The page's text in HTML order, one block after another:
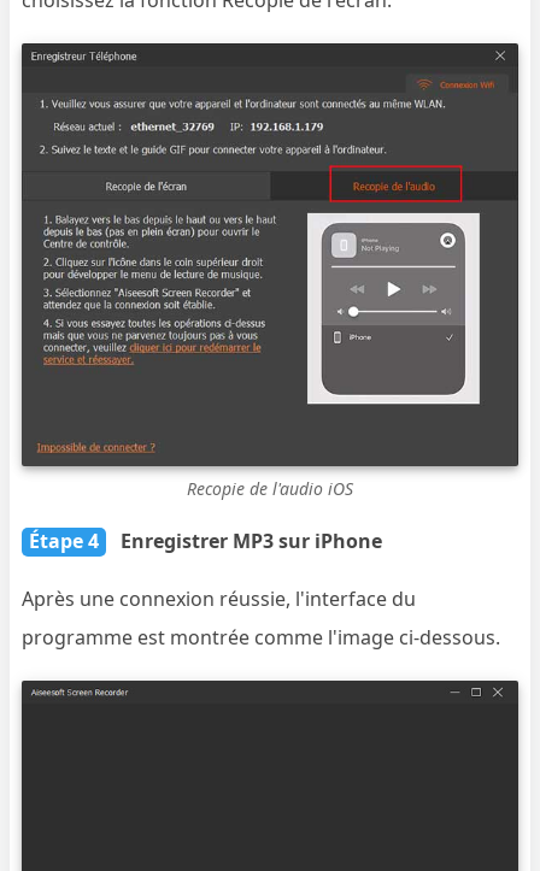
Recopie de l'audio iOS
Étape 4 Enregistrer MP3 sur iPhone
Après une connexion réussie, l'interface du
programme est montrée comme l'image ci-dessous.